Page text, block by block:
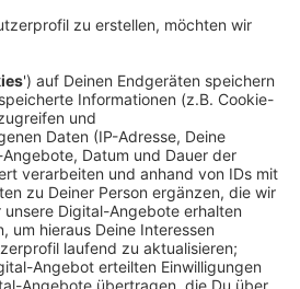
Täter einen Discounter am
Zwei der Täter konnte die
von Zeugen schnell in
Die anderen beiden Täter
Die Täter erbeuteten
Um in den Discounter zu
drei Täter nach Ladenschluss
zu lassen. Der vierte Täter